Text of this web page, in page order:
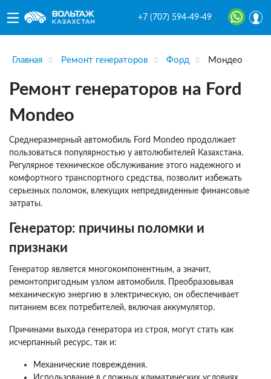
+7 (707) 594-49-49
Главная Ремонт генераторов Форд Мондео
Ремонт генераторов на Ford
Mondeo
Среднеразмерный автомобиль Ford Mondeo продолжает
пользоваться популярностью у автолюбителей Казахстана.
Регулярное техническое обслуживание этого надежного и
комфортного транспортного средства, позволит избежать
серьезных поломок, влекущих непредвиденные финансовые
затраты.
Генератор: причины поломки и
признаки
Генератор является многокомпонентным, а значит,
ремонтопригодным узлом автомобиля. Преобразовывая
механическую энергию в электрическую, он обеспечивает
питанием всех потребителей, включая аккумулятор.
Причинами выхода генератора из строя, могут стать как
исчерпанный ресурс, так и:
Механические повреждения.